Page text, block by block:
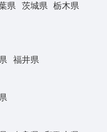
県 茨城県
栃木県
福井県